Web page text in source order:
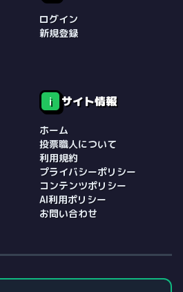
ログイン
新規登録
ℹ️ サイト情報
ホーム
投票職人について
利用規約
プライバシーポリシー
コンテンツポリシー
AI利用ポリシー
お問い合わせ